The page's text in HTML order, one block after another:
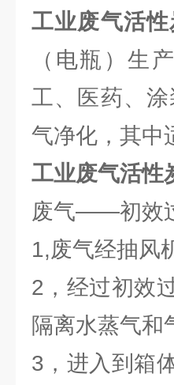
工业废气活
（电瓶）生
工、医药、
气净化，其中
工业废气活性
废气——初效
1,废气经抽风
2，经过初效
隔离水蒸气和
3，进入到箱